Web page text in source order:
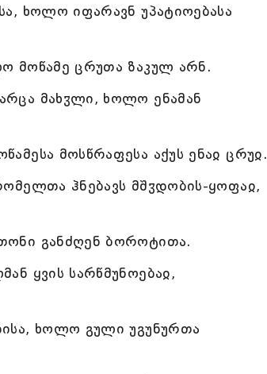
ხოლო იფარავნ უპატიოებასა
მოწამე ცრუთა ზაკულ არნ.
მახჳლი, ხოლო ენამან
მოსწრაფესა აქუს ენაჲ ცრუჲ.
ჰნებავს მშჳდობის-ყოფაჲ,
განძღენ ბოროტითა.
ყვის სარწმუნოებაჲ,
ხოლო გული უგუნურთა